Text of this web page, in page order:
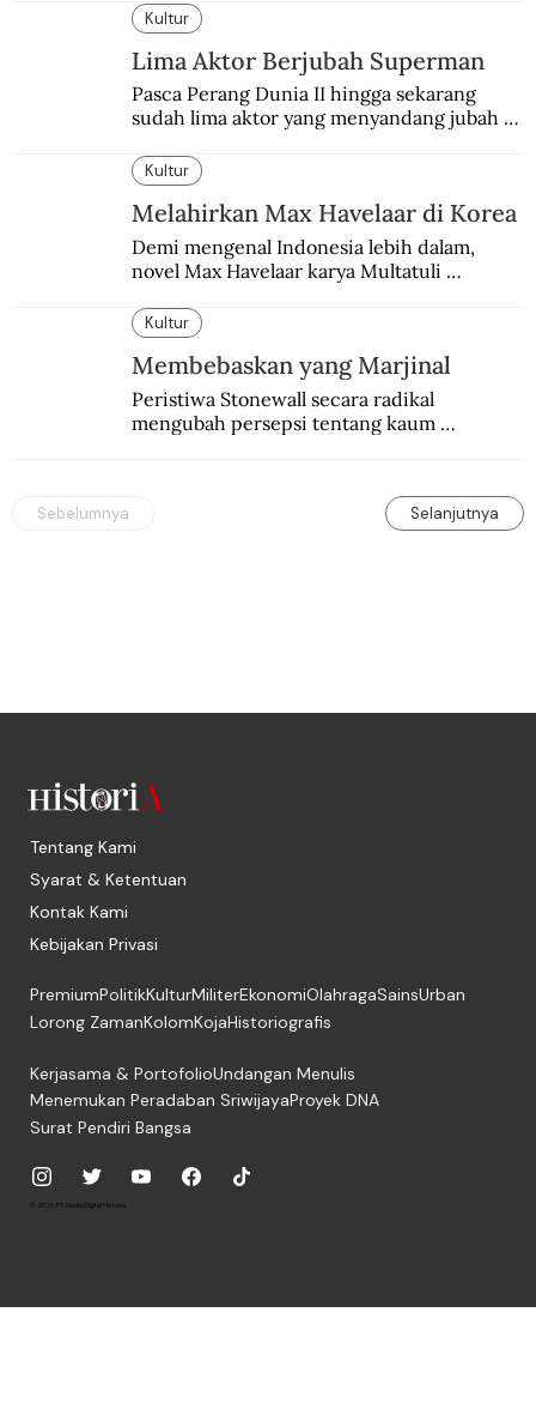
Balai Budaya selaku tempat bersejarah
dalam dunia seni-budaya bangsa.
Kultur
Lima Aktor Berjubah Superman
Pasca Perang Dunia II hingga sekarang
sudah lima aktor yang menyandang jubah
para penggemarnya?
Kultur
Melahirkan Max Havelaar di Korea
Demi mengenal Indonesia lebih dalam,
novel Max Havelaar karya Multatuli
Kultur
Membebaskan yang Marjinal
Peristiwa Stonewall secara radikal
mengubah persepsi tentang kaum
Sebelumnya Selanjutnya
Tentang Kami
Syarat & Ketentuan
Kontak Kami
Kebijakan Privasi
PremiumPolitikKulturMiliterEkonomiOlahragaSainsUrban
Lorong ZamanKolomKojaHistoriografis
Kerjasama & PortofolioUndangan Menulis
Menemukan Peradaban SriwijayaProyek DNA
Surat Pendiri Bangsa
© 2026, PT. Media Digital Historia.